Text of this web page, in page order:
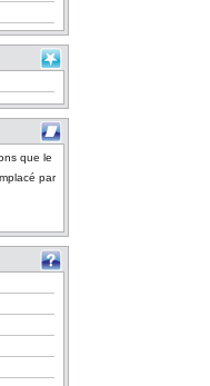
que le
par